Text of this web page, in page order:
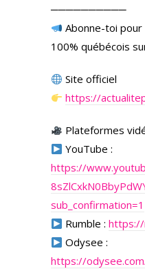
──────────
Abonne-toi
100% québécois
Site officiel
https://
Plateformes
YouTube :
https://
sub_confirmation=1
Rumble :https://
Odysee :
https://